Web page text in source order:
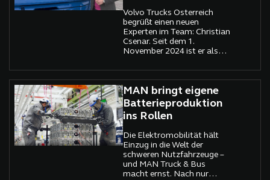
Volvo Trucks Österreich
begrüßt einen neuen
Experten im Team: Christian
Csenar. Seit dem 1.
November 2024 ist er als
Elektromobilität tätig und
betreut Kunden in ganz
Österreich.
MAN bringt eigene
Batterieproduktion
ins Rollen
Die Elektromobilität hält
Einzug in die Welt der
schweren Nutzfahrzeuge –
und MAN Truck & Bus
macht ernst. Nach nur